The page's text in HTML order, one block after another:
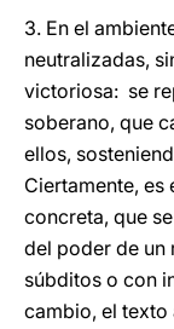
3. En el
neutralizadas,
victoriosa: se
soberano, que
ellos,
Ciertamente,
concreta, que
del poder de un
súbditos o con
cambio, el texto